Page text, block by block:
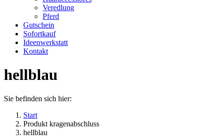
Veredlung
Pferd
Gutschein
Sofortkauf
Ideenwerkstatt
Kontakt
hellblau
Sie befinden sich hier:
Start
Produkt kragenabschluss
hellblau